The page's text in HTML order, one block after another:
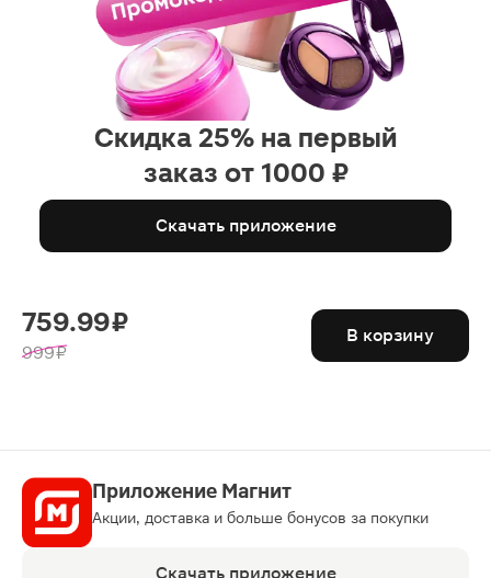
Скидка 25% на первый
заказ от 1000 ₽
Скачать приложение
759.99 ₽
999 ₽
В корзину
Приложение Магнит
Акции, доставка и больше бонусов за покупки
Скачать приложение